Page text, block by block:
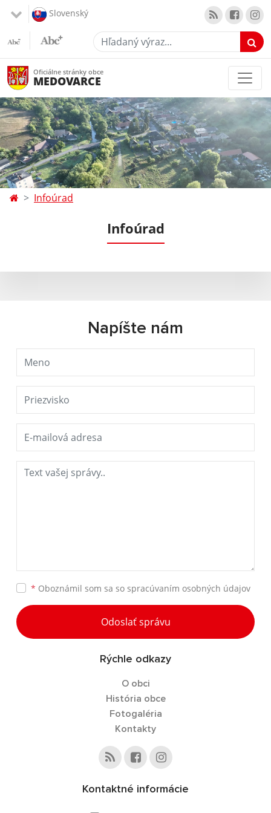
Slovenský
Hľadaný výraz...
Oficiálne stránky obce
MEDOVARCE
Infoúrad
Infoúrad
Napíšte nám
* Oboznámil som sa so spracúvaním osobných údajov
Odoslať správu
Rýchle odkazy
O obci
História obce
Fotogaléria
Kontakty
Kontaktné informácie